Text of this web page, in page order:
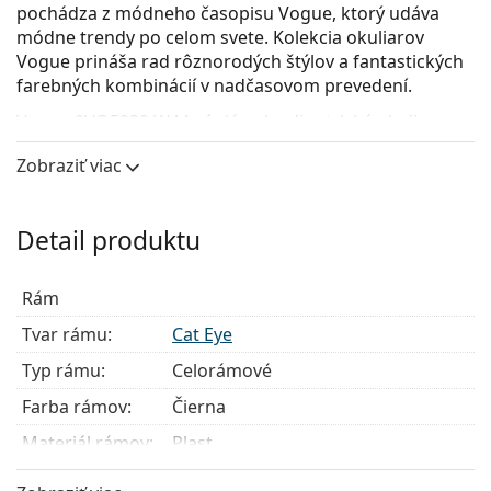
pochádza z módneho časopisu Vogue, ktorý udáva
módne trendy po celom svete. Kolekcia okuliarov
Vogue prináša rad rôznorodých štýlov a fantastických
farebných kombinácií v nadčasovom prevedení.
Vogue 0VO5239 W44 sú dámske dioptrické okuliare.
Pozrite sa, ako vyzeráte v týchto okuliaroch pomocou
Čierna farba rámov skvele ladí so studeným
svetlými blond vlasmi.
Rámy Cat Eye sú ideálnou voľbou, ak máte srdcový,
oválny alebo kosoštvorcový typ tváre.
Rám okuliarov je vyrobený z veľmi kvalitného plastu,
ktorý ponúka vysokú odolnosť, pohodlné nosenie a
výnimočný vzhľad.
Celorámové okuliare sú najbežnejším typom rámov,
skladajú sa z okuliarového stredu a páru straníc.
Zobraziť viac
Detail produktu
Rám
Tvar rámu:
Cat Eye
Typ rámu:
Celorámové
Farba rámov:
Čierna
Materiál rámov:
Plast